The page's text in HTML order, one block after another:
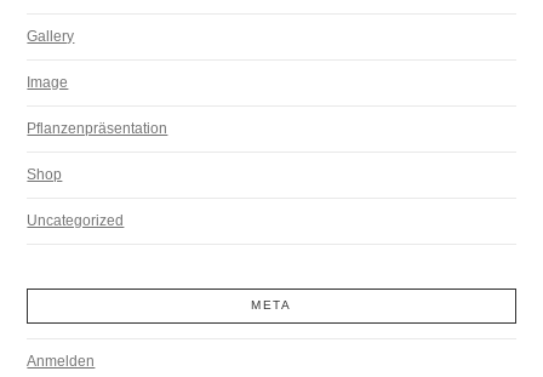
Gallery
Image
Pflanzenpräsentation
Shop
Uncategorized
META
Anmelden